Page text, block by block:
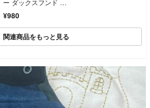
ー ダックスフンド 犬
ー 犬雑貨 犬グッズ ギ
フト プレゼント
¥980
関連商品をもっと見る